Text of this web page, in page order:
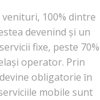
100% dintre
devenind și un
fixe, peste 70%
operator. Prin
obligatorie ȋn
mobile sunt